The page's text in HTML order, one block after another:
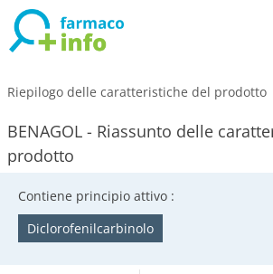
Riepilogo delle caratteristiche del prodotto
BENAGOL - Riassunto delle
prodotto
Contiene principio attivo :
Diclorofenilcarbinolo